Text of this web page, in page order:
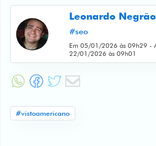
Stories
Atendimento
BR EN
Leonardo Negrão
#seo
Em 05/01/2026 às 09h29 -
22/01/2026 às 09h01
#vistoamericano